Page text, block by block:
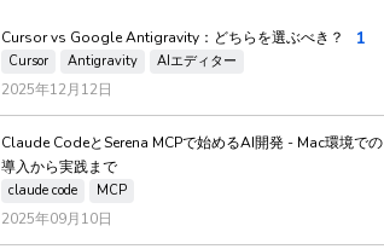
Cursor vs Google Antigravity：どちらを選ぶべき？
Cursor Antigravity AIエディター
2025年12月12日
1
Claude CodeとSerena MCPで始めるAI開発 - Mac環境での
導入から実践まで
claude code MCP
2025年09月10日